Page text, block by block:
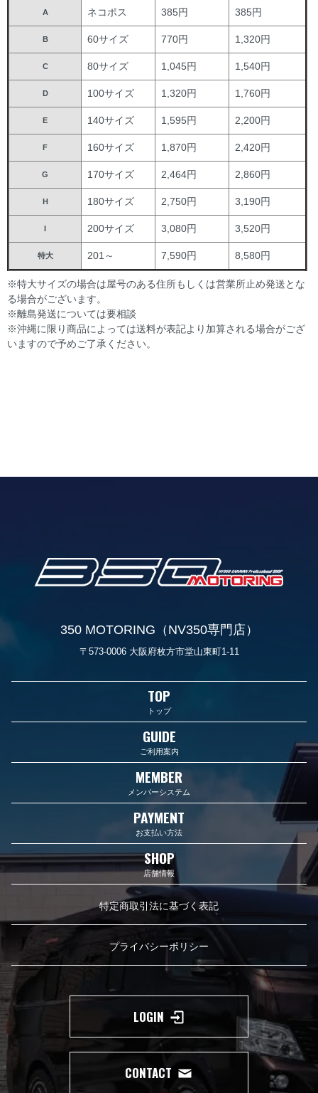
A ネコポス 385円 385円
B 60サイズ 770円 1,320円
C 80サイズ 1,045円 1,540円
D 100サイズ 1,320円 1,760円
E 140サイズ 1,595円 2,200円
F 160サイズ 1,870円 2,420円
G 170サイズ 2,464円 2,860円
H 180サイズ 2,750円 3,190円
I 200サイズ 3,080円 3,520円
特大 201～ 7,590円 8,580円
※特大サイズの場合は屋号のある住所もしくは営業所止め発送とな
る場合がございます。
※離島発送については要相談
※沖縄に限り商品によっては送料が表記より加算される場合がござ
いますので予めご了承ください。
350 MOTORING（NV350専門店）
〒573-0006 大阪府枚方市堂山東町1-11
TOP
トップ
GUIDE
ご利用案内
MEMBER
メンバーシステム
PAYMENT
お支払い方法
SHOP
店舗情報
特定商取引法に基づく表記
プライバシーポリシー
LOGIN
CONTACT